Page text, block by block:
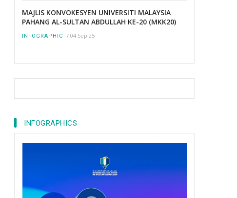
MAJLIS KONVOKESYEN UNIVERSITI MALAYSIA
PAHANG AL-SULTAN ABDULLAH KE-20 (MKK20)
INFOGRAPHIC / 04 Sep 25
INFOGRAPHICS